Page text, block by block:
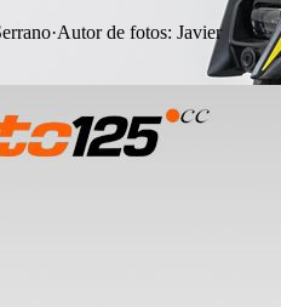
·Autor de fotos: Javier